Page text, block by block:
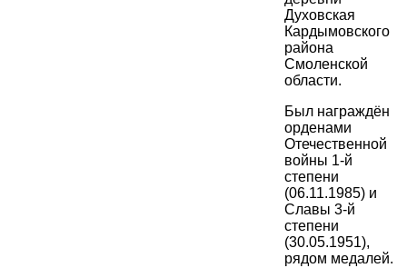
Духовская
Кардымовского
района
Смоленской
области.
Был награждён
орденами
Отечественной
войны 1-й
степени
(06.11.1985) и
Славы 3-й
степени
(30.05.1951),
рядом медалей.